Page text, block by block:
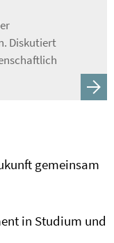
Diskutiert
gemeinsam
in Studium und